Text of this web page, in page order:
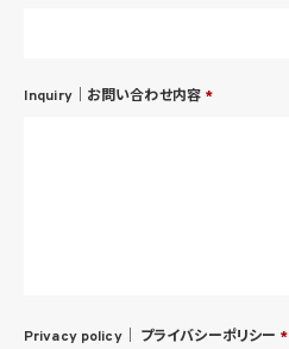
Inquiry｜お問い合わせ内容 *
Privacy policy｜ プライバシーポリシー *